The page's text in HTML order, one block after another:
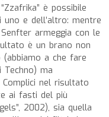
è possibile
e dell’altro: mentre
armeggia con le
è un brano non
a che fare
Techno) ma
nel risultato
ai fasti del più
2002), sia quella